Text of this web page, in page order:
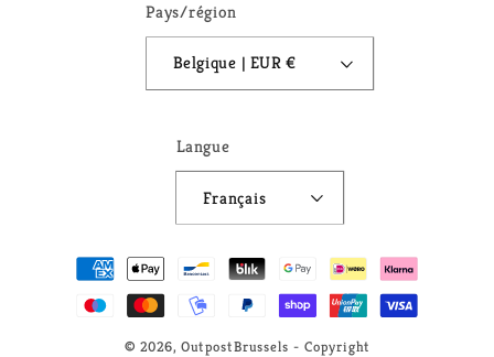
Pays/région
Belgique | EUR €
Langue
Français
Moyens
de
paiement
© 2026,OutpostBrussels - Copyright